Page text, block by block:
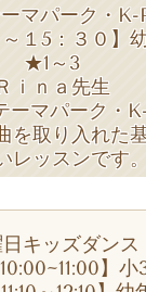
マパーク・K-
～１5：３０】
★1～3
ｉｎａ先生
ーマパーク・
を取り入れた
レッスンです。
日キッズダンス
】